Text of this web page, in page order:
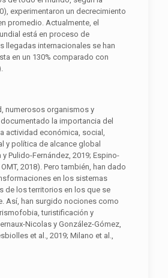
experimentaron un decrecimiento
promedio. Actualmente, el
está en proceso de
llegadas internacionales se han
en un 130% comparado con
numerosos organismos y
la importancia del
actividad económica, social,
y política de alcance global
y Pulido-Fernández, 2019; Espino-
2018). Pero también, han dado
en los sistemas
de los territorios en los que se
Así, han surgido nociones como
turistificación y
Nicolas y González-Gómez,
et al., 2019; Milano et al.,